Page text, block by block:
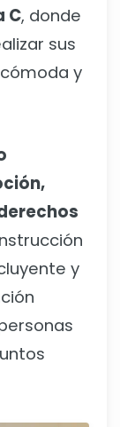
C, donde
sus
y
y